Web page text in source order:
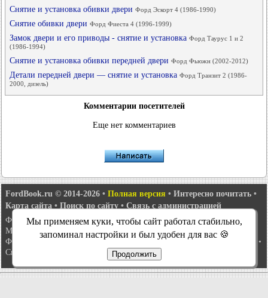
Снятие и установка обивки двери Форд Эскорт 4 (1986-1990)
Снятие обивки двери Форд Фиеста 4 (1996-1999)
Замок двери и его приводы - снятие и установка Форд Таурус 1 и 2
(1986-1994)
Снятие и установка обивки передней двери Форд Фьюжн (2002-2012)
Детали передней двери — снятие и установка Форд Транзит 2 (1986-
2000, дизель)
Комментарии посетителей
Еще нет комментариев
FordBook.ru © 2014-2026 • Полная версия • Интересно почитать •
Карта сайта • Поиск по сайту • Связь с администрацией
Фокус 1• Фокус Турнир 1•Фокус 2•Мондео 1•Мондео 1 и 2•
Мондео 2•Мондео 3•Мондео 4•Эскорт 3•Эскорт 4 •Эскорт 5
Фиеста 2
Таурус 1 и 2 Фьюжн • Скорпио 1
•
Сиерра
Мы применяем куки, чтобы сайт работал стабильно,
запоминал настройки и был удобен для вас 🍪
Продолжить